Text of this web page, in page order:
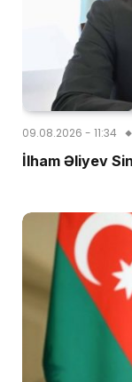
09.08.2026 - 11:34
İlham Əliyev